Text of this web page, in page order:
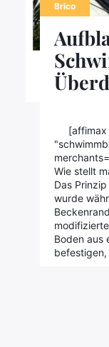
Brico
Wie stellt
Das
wurde
Boden aus